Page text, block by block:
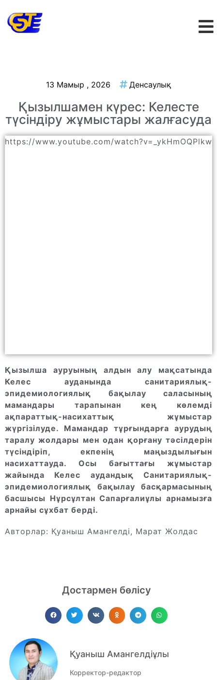
13 Мамыр , 2026 Денсаулық
Қызылшамен күрес: Келесте
түсіндіру жұмыстары жалғасуда
https://www.youtube.com/watch?v=_ykHmOQPlkw
Қызылша ауруының алдын алу мақсатында
Келес ауданында санитариялық-
эпидемиологиялық бақылау саласының
мамандары тарапынан кең көлемді
ақпараттық-насихаттық жұмыстар
жүргізілуде. Мамандар тұрғындарға аурудың
таралу жолдары мен одан қорғану тәсілдерін
түсіндіріп, екпенің маңыздылығын
насихаттауда. Осы бағыттағы жұмыстар
жайында Келес аудандық Санитариялық-
эпидемиологиялық бақылау басқармасының
басшысы Нұрсұлтан Сапарғалиұлы арнамызға
арнайы сұхбат берді.
Авторлар: Қуаныш Амангелді, Марат Жолдас
Достармен бөлісу
Қуаныш Амангелдіұлы
Корректор-редактор